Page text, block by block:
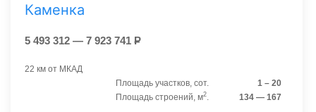
Каменка
5 493 312 — 7 923 741 Р
22 км от МКАД
Площадь участков, сот.
1 – 20
Площадь строений, м2. 134 — 167